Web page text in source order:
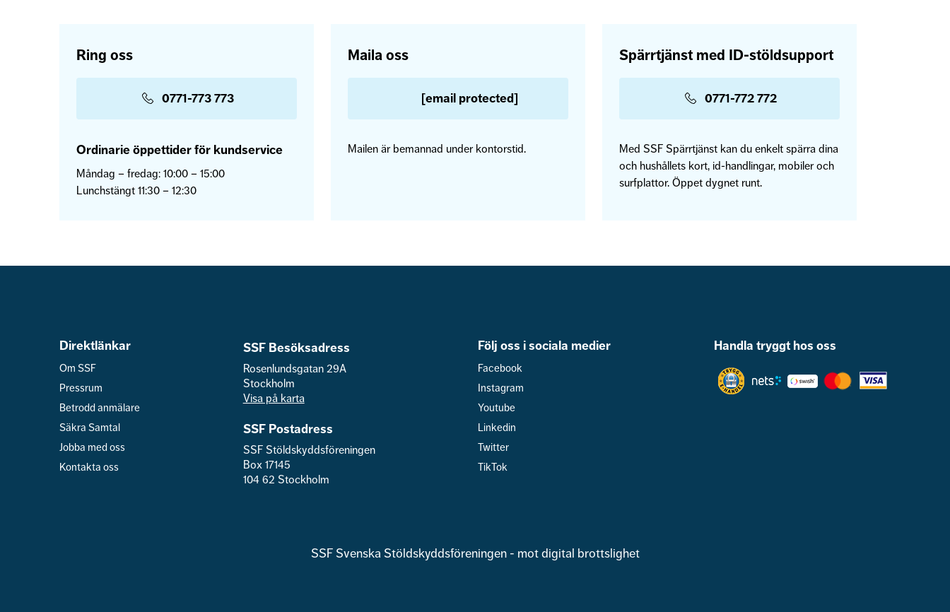
Ring oss
0771-773 773
Ordinarie öppettider för kundservice
Måndag – fredag: 10:00 – 15:00
Lunchstängt 11:30 – 12:30
Maila oss
[email protected]
Mailen är bemannad under kontorstid.
Spärrtjänst med ID-stöldsupport
0771-772 772
Med SSF Spärrtjänst kan du enkelt spärra dina
och hushållets kort, id-handlingar, mobiler och
surfplattor. Öppet dygnet runt.
Direktlänkar
Om SSF
Pressrum
Betrodd anmälare
Säkra Samtal
Jobba med oss
Kontakta oss
SSF Besöksadress
Rosenlundsgatan 29A
Stockholm
Visa på karta
SSF Postadress
SSF Stöldskyddsföreningen
Box 17145
104 62 Stockholm
Följ oss i sociala medier
Facebook
Instagram
Youtube
Linkedin
Twitter
TikTok
Handla tryggt hos oss
SSF Svenska Stöldskyddsföreningen - mot digital brottslighet